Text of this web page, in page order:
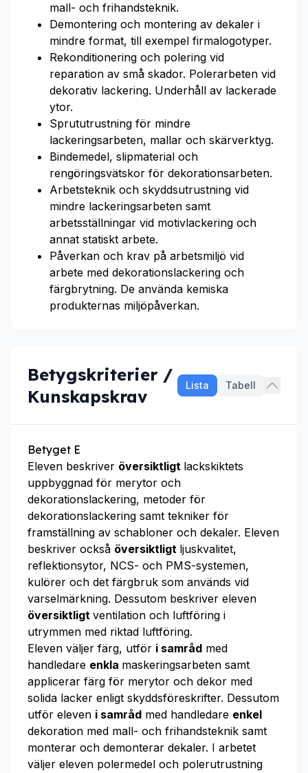
mall- och frihandsteknik.
Demontering och montering av dekaler i
mindre format, till exempel firmalogotyper.
Rekonditionering och polering vid
reparation av små skador. Polerarbeten vid
dekorativ lackering. Underhåll av lackerade
ytor.
Sprututrustning för mindre
lackeringsarbeten, mallar och skärverktyg.
Bindemedel, slipmaterial och
rengöringsvätskor för dekorationsarbeten.
Arbetsteknik och skyddsutrustning vid
mindre lackeringsarbeten samt
arbetsställningar vid motivlackering och
annat statiskt arbete.
Påverkan och krav på arbetsmiljö vid
arbete med dekorationslackering och
färgbrytning. De använda kemiska
produkternas miljöpåverkan.
Betygskriterier /
Kunskapskrav
Lista Tabell
Betyget E
Eleven beskriver översiktligt lackskiktets
uppbyggnad för merytor och
dekorationslackering, metoder för
dekorationslackering samt tekniker för
framställning av schabloner och dekaler. Eleven
beskriver också översiktligt ljuskvalitet,
reflektionsytor, NCS- och PMS-systemen,
kulörer och det färgbruk som används vid
varselmärkning. Dessutom beskriver eleven
översiktligt ventilation och luftföring i
utrymmen med riktad luftföring.
Eleven väljer färg, utför i samråd med
handledare enkla maskeringsarbeten samt
applicerar färg för merytor och dekor med
solida lacker enligt skyddsföreskrifter. Dessutom
utför eleven i samråd med handledare enkel
dekoration med mall- och frihandsteknik samt
monterar och demonterar dekaler. I arbetet
väljer eleven polermedel och polerutrustning